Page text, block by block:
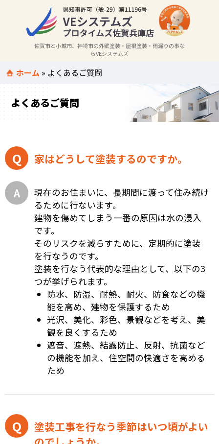
佐賀市と小城市、神埼市の外壁塗装・屋根塗装・雨漏りの事な
らVEシステムズ
ホーム » よくあるご質問
よくあるご質問
家はどうして塗装するのですか。
現在のお住まいに、長期間に渡って住み続け
るために行ないます。
建物を傷めてしまう一番の原因は水の浸入
です。
そのリスクを減らすために、定期的に塗装
を行なうのです。
塗装を行なう代表的な理由として、以下の3
つが挙げられます。
防水、防湿、耐熱、耐火、防食などの機
能を高め、建物を保護するため
光沢、美化、彩色、景観などを考え、美
観を良くするため
遮音、遮熱、結露防止、反射、抗菌など
の機能を加え、住空間の快適さを高める
ため
塗装工事を行なう季節はいつ頃がよい